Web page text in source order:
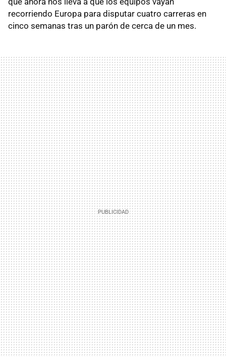
recorriendo Europa para disputar cuatro carreras en
cinco semanas tras un parón de cerca de un mes.